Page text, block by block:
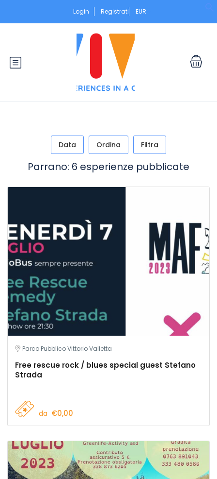
Login Registrati EUR
Data Ordina Filtra
Parrano: 6 esperienze pubblicate
Parco Pubblico Vittorio Valletta
Free rescue rock / blues special guest Stefano
Strada
da €0,00